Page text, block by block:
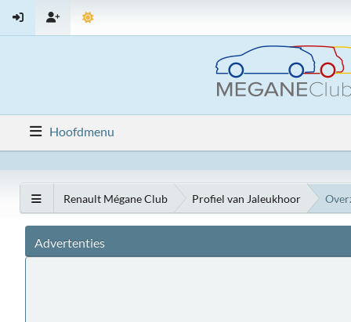
Hoofdmenu
Renault Mégane Club Profiel van Jaleukhoor
Advertenties